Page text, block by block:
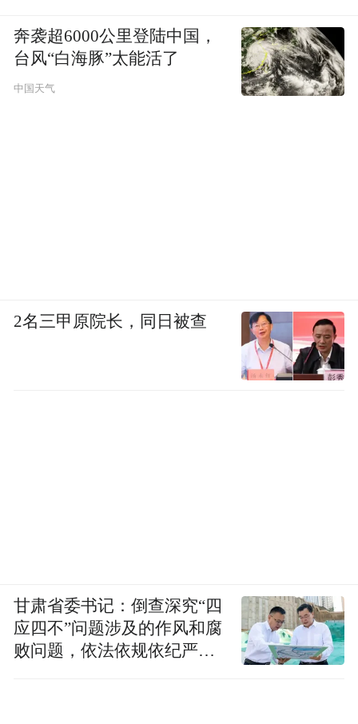
奔袭超6000公里登陆中国，
台风“白海豚”太能活了
中国天气
2名三甲原院长，同日被查
甘肃省委书记：倒查深究“四
应四不”问题涉及的作风和腐
败问题，依法依规依纪严肃